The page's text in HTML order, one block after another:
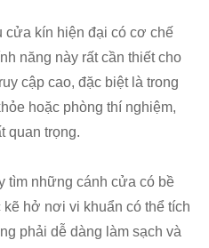
cửa kín hiện đại có cơ chế
năng này rất cần thiết cho
cập cao, đặc biệt là trong
hoặc phòng thí nghiệm,
quan trọng.
tìm những cánh cửa có bề
kẽ hở nơi vi khuẩn có thể tích
phải dễ dàng làm sạch và